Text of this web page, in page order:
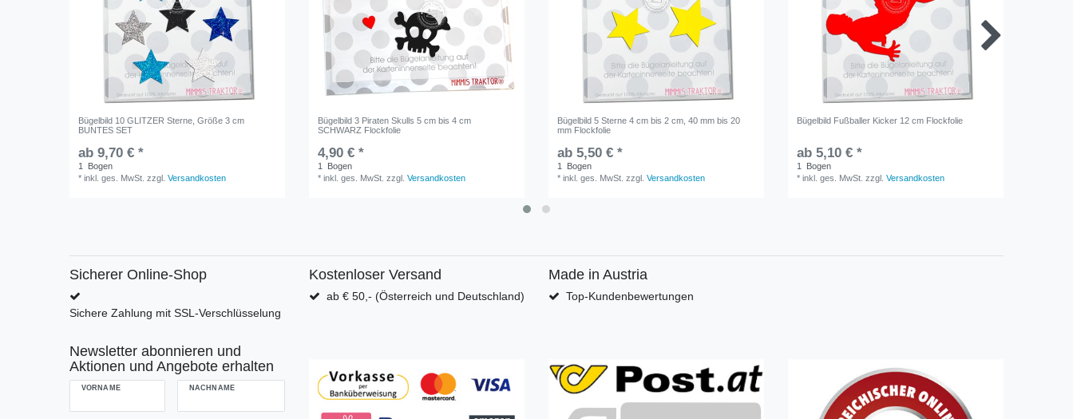
Bügelbild 10 GLITZER Sterne, Größe 3 cm
BUNTES SET
ab 9,70 € *
1
Bogen
*inkl. ges. MwSt. zzgl.Versandkosten
Bügelbild 3 Piraten Skulls 5 cm bis 4 cm
SCHWARZ Flockfolie
4,90 € *
1
Bogen
*inkl. ges. MwSt. zzgl.Versandkosten
Bügelbild 5 Sterne 4 cm bis 2 cm, 40 mm bis 20
mm Flockfolie
ab 5,50 € *
1
Bogen
*inkl. ges. MwSt. zzgl.Versandkosten
Bügelbild Fußballer Kicker 12 cm Flockfolie
ab 5,10 € *
1
Bogen
*inkl. ges. MwSt. zzgl.Versandkosten
Sicherer Online-Shop
Sichere Zahlung mit SSL-Verschlüsselung
Kostenloser Versand
ab € 50,- (Österreich und Deutschland)
Made in Austria
Top-Kundenbewertungen
Newsletter abonnieren und
Aktionen und Angebote erhalten
VORNAME NACHNAME